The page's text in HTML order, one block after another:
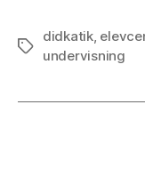
Tags
didkatik,
undervisning